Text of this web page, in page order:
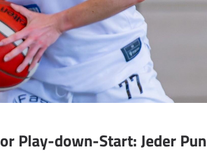
Play-down-Start: Jeder